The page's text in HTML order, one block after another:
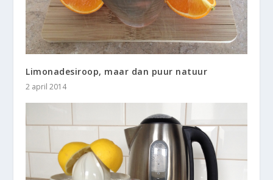
Limonadesiroop, maar dan puur natuur
2 april 2014